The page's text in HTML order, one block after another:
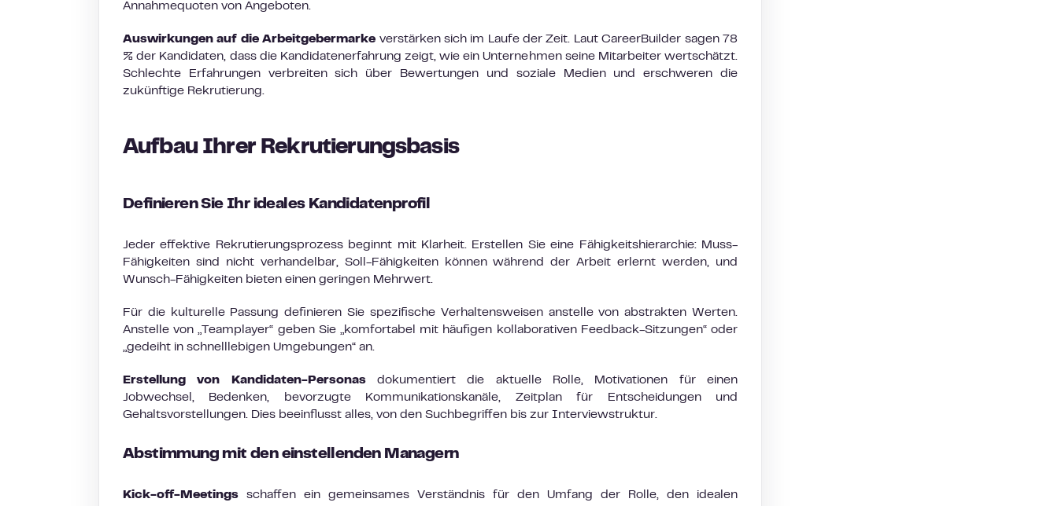
Annahmequoten von Angeboten.
Auswirkungen auf die Arbeitgebermarke verstärken sich im Laufe der Zeit. Laut CareerBuilder sagen 78
% der Kandidaten, dass die Kandidatenerfahrung zeigt, wie ein Unternehmen seine Mitarbeiter wertschätzt.
Schlechte Erfahrungen verbreiten sich über Bewertungen und soziale Medien und erschweren die
zukünftige Rekrutierung.
Aufbau Ihrer Rekrutierungsbasis
Definieren Sie Ihr ideales Kandidatenprofil
Jeder effektive Rekrutierungsprozess beginnt mit Klarheit. Erstellen Sie eine Fähigkeitshierarchie: Muss-
Fähigkeiten sind nicht verhandelbar, Soll-Fähigkeiten können während der Arbeit erlernt werden, und
Wunsch-Fähigkeiten bieten einen geringen Mehrwert.
Für die kulturelle Passung definieren Sie spezifische Verhaltensweisen anstelle von abstrakten Werten.
Anstelle von „Teamplayer“ geben Sie „komfortabel mit häufigen kollaborativen Feedback-Sitzungen“ oder
„gedeiht in schnelllebigen Umgebungen“ an.
Erstellung von Kandidaten-Personasdokumentiert die aktuelle Rolle, Motivationen für einen
Jobwechsel, Bedenken, bevorzugte Kommunikationskanäle, Zeitplan für Entscheidungen und
Gehaltsvorstellungen. Dies beeinflusst alles, von den Suchbegriffen bis zur Interviewstruktur.
Abstimmung mit den einstellenden Managern
Kick-off-Meetings schaffen ein gemeinsames Verständnis für den Umfang der Rolle, den idealen